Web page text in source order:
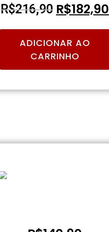
R$216,90 R$182,90
ADICIONAR AO
CARRINHO